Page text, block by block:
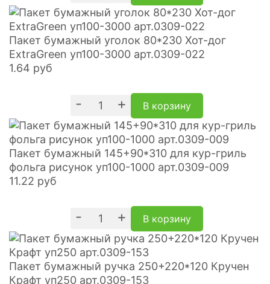
Пакет бумажный уголок 80*230 Хот-дог
ExtraGreen уп100-3000 арт.0309-022
1.64 руб
- + В корзину
Пакет бумажный 145+90*310 для кур-гриль
фольга рисунок уп100-1000 арт.0309-009
11.22 руб
- + В корзину
Пакет бумажный ручка 250+220*120 Кручен
Крафт уп250 арт.0309-153